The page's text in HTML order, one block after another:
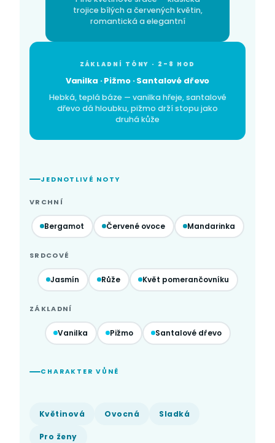
trojice bílých a červených květin,
romantická a elegantní
ZÁKLADNÍ TÓNY · 2–8 HOD
Vanilka · Pižmo · Santalové dřevo
Hebká, teplá báze — vanilka hřeje, santalové
dřevo dá hloubku, pižmo drží stopu jako
druhá kůže
JEDNOTLIVÉ NOTY
VRCHNÍ
Bergamot Červené ovoce Mandarinka
SRDCOVÉ
Jasmín Růže Květ pomerančovníku
ZÁKLADNÍ
Vanilka Pižmo Santalové dřevo
CHARAKTER VŮNĚ
Květinová Ovocná Sladká
Pro ženy